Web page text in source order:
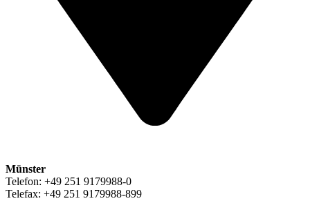
Münster
Telefon: +49 251 9179988-0
Telefax: +49 251 9179988-899